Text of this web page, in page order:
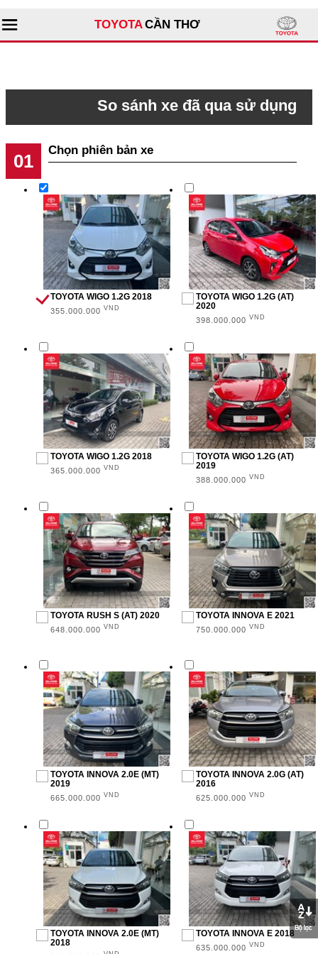
TOYOTACẦN THƠ
Sản phẩm
Dịch vụ
Tư vấn
Xe đã qua sử dụng
So sánh xe đã qua sử dụng
Bước 1
0 - 500 triệu (11)
500 triệu - 1 tỉ (14)
1 tỉ - 2 tỉ (2)
Innova (8)
Camry (1)
Corolla Altis (2)
Vios (4)
Wigo (4)
Avanza (1)
Rush (2)
KIỂU DÁNG
MPV (10)
Sedan (11)
NĂM SẢN XUẤT
2016 (2)
2019 (8)
2020 (6)
2021 (3)
2022 (2)
TOYOTA WIGO 1.2G 2018
355.000.000 VND
TOYOTA WIGO 1.2G (AT)
2020
398.000.000 VND
TOYOTA WIGO 1.2G 2018
365.000.000 VND
TOYOTA WIGO 1.2G (AT)
2019
388.000.000 VND
TOYOTA RUSH S (AT) 2020
648.000.000 VND
TOYOTA INNOVA E 2021
750.000.000 VND
TOYOTA INNOVA 2.0E (MT)
2019
665.000.000 VND
TOYOTA INNOVA 2.0G (AT)
2016
625.000.000 VND
TOYOTA INNOVA 2.0E (MT)
2018
TOYOTA INNOVA E 2018
635.000.000 VND